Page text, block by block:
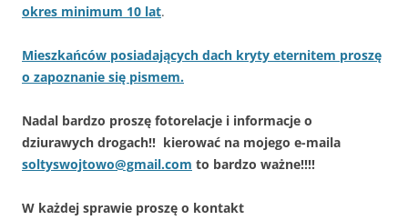
okres minimum 10 lat.
Mieszkańców posiadających dach kryty eternitem proszę
o zapoznanie się pismem.
Nadal bardzo proszę fotorelacje i informacje o
dziurawych drogach!! kierować na mojego e-maila
soltyswojtowo@gmail.com to bardzo ważne!!!!
W każdej sprawie proszę o kontakt